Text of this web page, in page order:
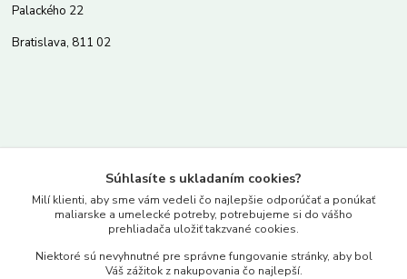
Palackého 22
Bratislava, 811 02
www.merkantil.sk
Pondelok-Piatok: 9.00-17.00hod.
Súhlasíte s ukladaním cookies?
Milí klienti, aby sme vám vedeli čo najlepšie odporúčať a ponúkať
maliarske a umelecké potreby, potrebujeme si do vášho
prehliadača uložiť takzvané cookies.
Niektoré sú nevyhnutné pre správne fungovanie stránky, aby bol
Váš zážitok z nakupovania čo najlepší.